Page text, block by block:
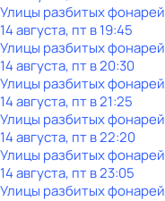
Улицы разбитых фонарей
14 августа, пт в 19:45
Улицы разбитых фонарей
14 августа, пт в 20:30
Улицы разбитых фонарей
14 августа, пт в 21:25
Улицы разбитых фонарей
14 августа, пт в 22:20
Улицы разбитых фонарей
14 августа, пт в 23:05
Улицы разбитых фонарей